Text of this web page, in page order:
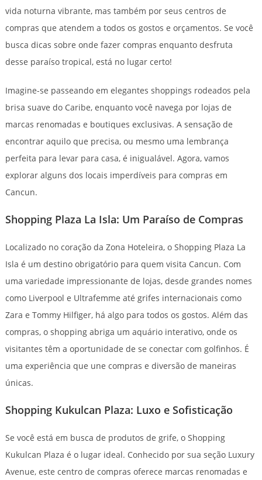
vida noturna vibrante, mas também por seus centros de
compras que atendem a todos os gostos e orçamentos. Se você
busca dicas sobre onde fazer compras enquanto desfruta
desse paraíso tropical, está no lugar certo!
Imagine-se passeando em elegantes shoppings rodeados pela
brisa suave do Caribe, enquanto você navega por lojas de
marcas renomadas e boutiques exclusivas. A sensação de
encontrar aquilo que precisa, ou mesmo uma lembrança
perfeita para levar para casa, é inigualável. Agora, vamos
explorar alguns dos locais imperdíveis para compras em
Cancun.
Shopping Plaza La Isla: Um Paraíso de Compras
Localizado no coração da Zona Hoteleira, o Shopping Plaza La
Isla é um destino obrigatório para quem visita Cancun. Com
uma variedade impressionante de lojas, desde grandes nomes
como Liverpool e Ultrafemme até grifes internacionais como
Zara e Tommy Hilfiger, há algo para todos os gostos. Além das
compras, o shopping abriga um aquário interativo, onde os
visitantes têm a oportunidade de se conectar com golfinhos. É
uma experiência que une compras e diversão de maneiras
únicas.
Shopping Kukulcan Plaza: Luxo e Sofisticação
Se você está em busca de produtos de grife, o Shopping
Kukulcan Plaza é o lugar ideal. Conhecido por sua seção Luxury
Avenue, este centro de compras oferece marcas renomadas e